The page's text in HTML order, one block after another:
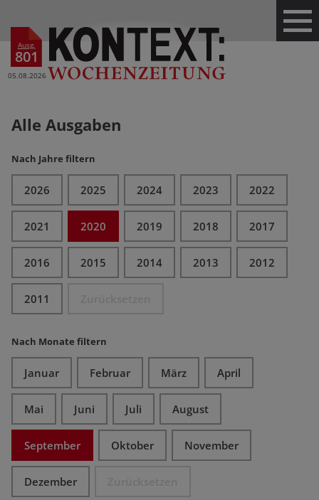
Ausg.
801
05.08.2026
Alle Ausgaben
Nach Jahre filtern
2026 2025 2024 2023 2022
2021 2020 2019 2018 2017
2016 2015 2014 2013 2012
2011
Nach Monate filtern
Januar Februar März April
Mai Juni Juli August
September Oktober November
Dezember